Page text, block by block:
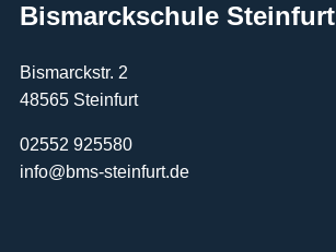
Bismarckschule Steinfurt
Bismarckstr. 2
48565 Steinfurt
02552 925580
info@bms-steinfurt.de